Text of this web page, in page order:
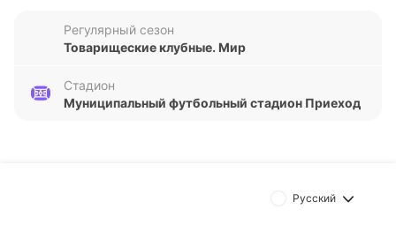
клубные «Дукла Банска-Бистрица» заработала
семь очков, одержав две победы, один раз сыграв
вничью и дважды уступив. Команда обыграла
«Металурги» (2:1) и «Подконице» (3:1), разошлась
забивает немного — шесть голов в пяти последних
Регулярный сезон
Товарищеские клубные. Мир
Стадион
Муниципальный футбольный стадион Приеход
Русский